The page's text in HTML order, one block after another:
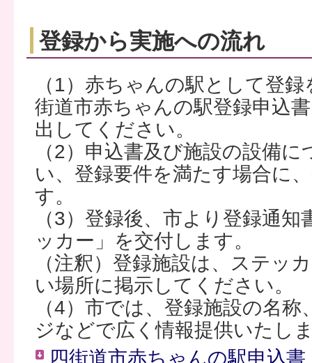
登録から実施への流れ
（1）赤ちゃんの駅として登
街道市赤ちゃんの駅登録申込
出してください。
（2）申込書及び施設の設備
い、登録要件を満たす場合に
す。
（3）登録後、市より登録通
ッカー」を交付します。
（注釈）登録施設は、ステッ
い場所に掲示してください。
（4）市では、登録施設の名
ジなどで広く情報提供いたし
四街道市赤ちゃんの駅申込